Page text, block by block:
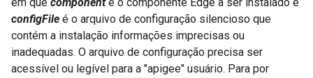
configFile é o arquivo de configuração silencioso que
contém a instalação informações imprecisas ou
inadequadas. O arquivo de configuração precisa ser
acessível ou legível para a "apigee" usuário. Para por